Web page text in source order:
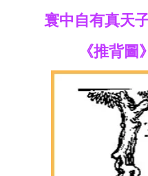
寰中自有真天
《推背圖